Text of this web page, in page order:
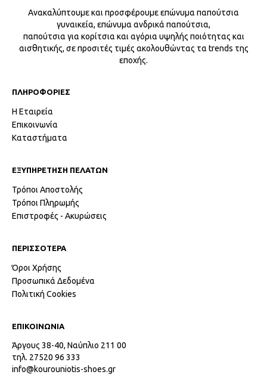
Ανακαλύπτουμε και προσφέρουμε επώνυμα παπούτσια
γυναικεία, επώνυμα ανδρικά παπούτσια,
παπούτσια για κορίτσια και αγόρια υψηλής ποιότητας και
αισθητικής, σε προσιτές τιμές ακολουθώντας τα trends της
εποχής.
ΠΛΗΡΟΦΟΡΙΕΣ
Η Εταιρεία
Επικοινωνία
Καταστήματα
ΕΞΥΠΗΡΕΤΗΣΗ ΠΕΛΑΤΩΝ
Τρόποι Αποστολής
Τρόποι Πληρωμής
Επιστροφές - Ακυρώσεις
ΠΕΡΙΣΣΟΤΕΡΑ
Όροι Χρήσης
Προσωπικά Δεδομένα
Πολιτική Cookies
ΕΠΙΚΟΙΝΩΝΙΑ
Άργους 38-40, Ναύπλιο 211 00
τηλ. 27520 96 333
info@kourouniotis-shoes.gr